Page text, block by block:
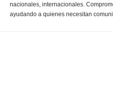
nacionales, internacionales.
ayudando a quienes necesitan